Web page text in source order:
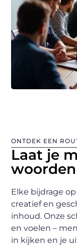
ONTDEK EEN
Laat je
Elke bijdrage
creatief en
inhoud. Onze
en voelen –
in kijken en je